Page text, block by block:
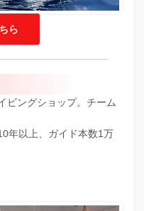
ら
ビングショップ。チーム
年以上、ガイド本数1万